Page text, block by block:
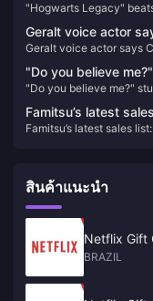
years to take the
2023
"Hogwarts Legacy"
Geralt voice actor
The Witcher game
Geralt voice actor says
"Do you believe
Odyssey" can help
"Do you believe me?"
Famitsu’s latest
first place again
Famitsu’s latest sales
สินค้าแนะนำ
Netflix Gift
BRAZIL